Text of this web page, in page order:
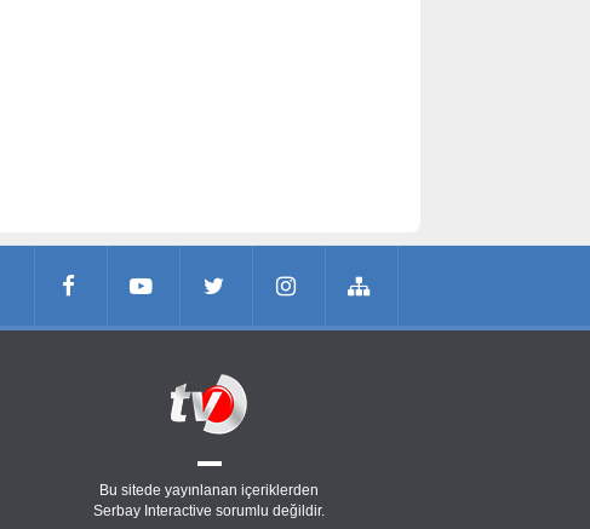
Bu sitede yayınlanan içeriklerden
Serbay Interactive sorumlu değildir.